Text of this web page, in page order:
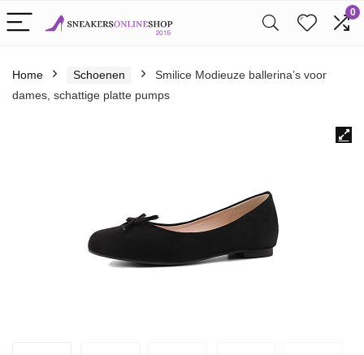
0
Home Schoenen
Smilice Modieuze ballerina’s voor
dames, schattige platte pumps